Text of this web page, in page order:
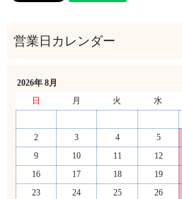
2026年 8月
日
月 火 水
2
3 4 5
9
10 11 12
16
17 18 19
23
24 25 26